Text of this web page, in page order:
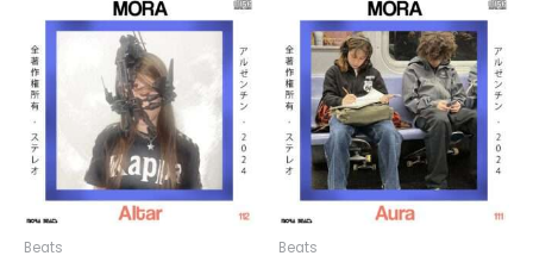
USD$20
hasta
USD$200
USD$200
Beats Beats